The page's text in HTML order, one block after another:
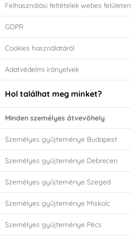
Felhasználási feltételek webes felületen
GDPR
Cookies használatáról
Adatvédelmi irányelvek
Hol találhat meg minket?
Minden személyes átvevőhely
Személyes gyűjteménye Budapest
Személyes gyűjteménye Debrecen
Személyes gyűjteménye Szeged
Személyes gyűjteménye Miskolc
Személyes gyűjteménye Pécs